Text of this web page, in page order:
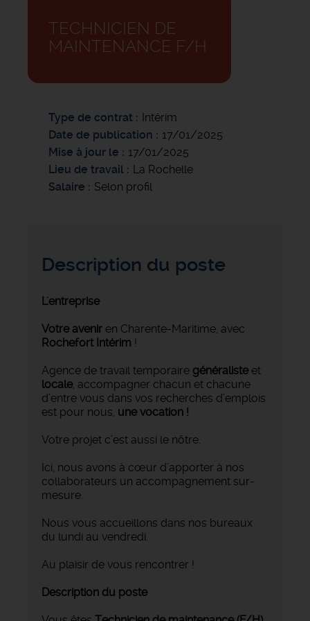
TECHNICIEN DE
MAINTENANCE F/H
Type de contrat
Intérim
Date de publication
17/01/2025
Mise à jour le
17/01/2025
Lieu de travail
La Rochelle
Salaire
Selon profil
Description du poste
L'entreprise
Votre avenir en Charente-Maritime, avec
Rochefort Intérim !
Agence de travail temporaire généralisteet
locale, accompagner chacun et chacune
d’entre vous dans vos recherches d’emplois
est pour nous, une vocation !
Votre projet c’est aussi le nôtre.
Ici, nous avons à cœur d’apporter à nos
collaborateurs un accompagnement sur-
mesure.
Nous vous accueillons dans nos bureaux
du lundi au vendredi.
Au plaisir de vous rencontrer !
Description du poste